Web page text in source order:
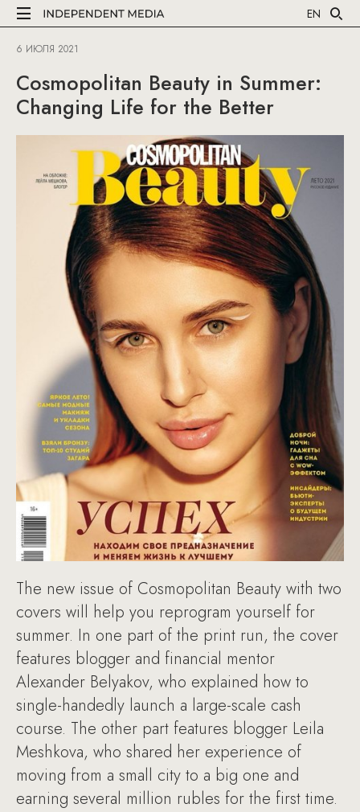
EN
6 ИЮЛЯ 2021
Cosmopolitan Beauty in Summer:
Changing Life for the Better
The new issue of Cosmopolitan Beauty with two
covers will help you reprogram yourself for
summer. In one part of the print run, the cover
features blogger and financial mentor
Alexander Belyakov, who explained how to
single-handedly launch a large-scale cash
course. The other part features blogger Leila
Meshkova, who shared her experience of
moving from a small city to a big one and
earning several million rubles for the first time.